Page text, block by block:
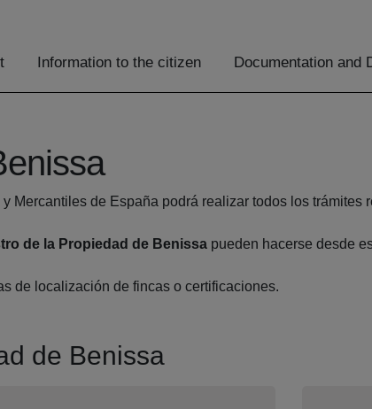
Information to the citizen Documentation and
de España podrá realizar todos los trámites
de la Propiedad de Benissa pueden hacerse desde
de localización de fincas o certificaciones.
de Benissa